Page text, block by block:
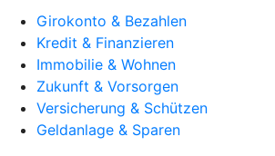
Girokonto & Bezahlen
Kredit & Finanzieren
Immobilie & Wohnen
Zukunft & Vorsorgen
Versicherung & Schützen
Geldanlage & Sparen